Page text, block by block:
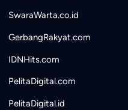
SwaraWarta.co.id
GerbangRakyat.com
IDNHits.com
PelitaDigital.com
PelitaDigital.id